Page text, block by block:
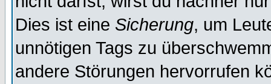
Dies ist eine Sicherung, um
unnötigen Tags zu
andere Störungen hervorrufen